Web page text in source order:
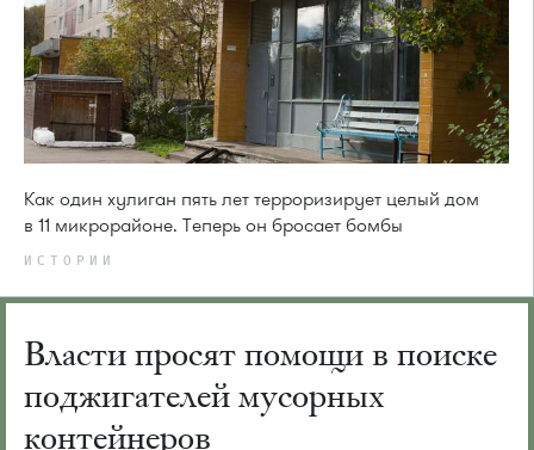
Как один хулиган пять лет терроризирует целый дом
в 11 микрорайоне. Теперь он бросает бомбы
ИСТОРИИ
Власти просят помощи в поиске
поджигателей мусорных
контейнеров